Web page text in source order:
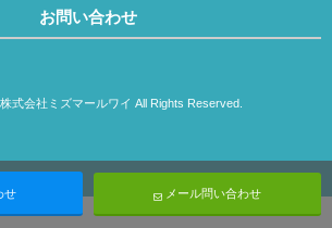
お問い合わせ
式会社ミズマールワイ All Rights Reserved.
せ メール問い合わせ